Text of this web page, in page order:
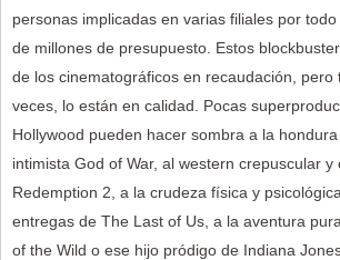
personas implicadas en varias filiales por
de millones de presupuesto. Estos
de los cinematográficos en recaudación, pero
veces, lo están en calidad. Pocas
Hollywood pueden hacer sombra a la
intimista God of War, al western crepuscular y
Redemption 2, a la crudeza física y
entregas de The Last of Us, a la aventura
of the Wild o ese hijo pródigo de Indiana